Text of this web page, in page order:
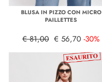
BLUSA IN PIZZO CON MICRO
PAILLETTES
€ 81,00 € 56,70 -30%